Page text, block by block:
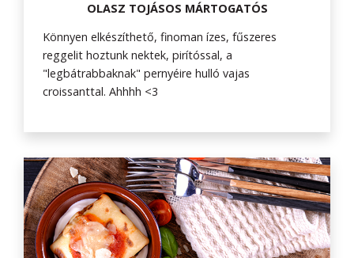
OLASZ TOJÁSOS MÁRTOGATÓS
Könnyen elkészíthető, finoman ízes, fűszeres
reggelit hoztunk nektek, pirítóssal, a
"legbátrabbaknak" pernyéire hulló vajas
croissanttal. Ahhhh <3